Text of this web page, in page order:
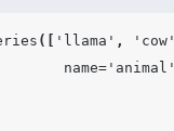
([ 'llama' , 'cow'
name= 'animal'